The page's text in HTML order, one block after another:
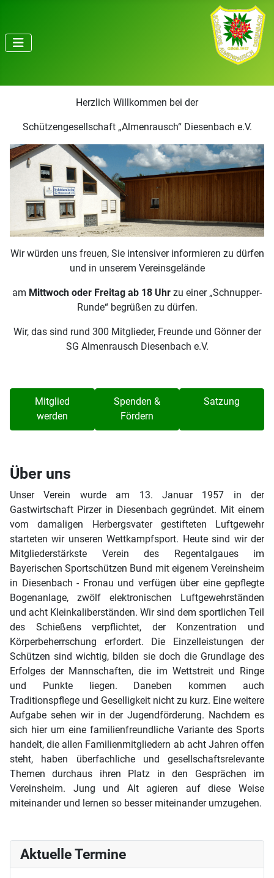
Herzlich Willkommen bei der
Schützengesellschaft „Almenrausch“ Diesenbach e.V.
Wir würden uns freuen, Sie intensiver informieren zu dürfen
und in unserem Vereinsgelände
am Mittwoch oder Freitag ab 18 Uhr zu einer „Schnupper-
Runde“ begrüßen zu dürfen.
Wir, das sind rund 300 Mitglieder, Freunde und Gönner der
SG Almenrausch Diesenbach e.V.
Mitglied
werden
Spenden &
Fördern
Satzung
Über uns
Unser Verein wurde am 13. Januar 1957 in der
Gastwirtschaft Pirzer in Diesenbach gegründet. Mit einem
vom damaligen Herbergsvater gestifteten Luftgewehr
starteten wir unseren Wettkampfsport. Heute sind wir der
Mitgliederstärkste Verein des Regentalgaues im
Bayerischen Sportschützen Bund mit eigenem Vereinsheim
in Diesenbach - Fronau und verfügen über eine gepflegte
Bogenanlage, zwölf elektronischen Luftgewehrständen
und acht Kleinkaliberständen. Wir sind dem sportlichen Teil
des Schießens verpflichtet, der Konzentration und
Körperbeherrschung erfordert. Die Einzelleistungen der
Schützen sind wichtig, bilden sie doch die Grundlage des
Erfolges der Mannschaften, die im Wettstreit und Ringe
und Punkte liegen. Daneben kommen auch
Traditionspflege und Geselligkeit nicht zu kurz. Eine weitere
Aufgabe sehen wir in der Jugendförderung. Nachdem es
sich hier um eine familienfreundliche Variante des Sports
handelt, die allen Familienmitgliedern ab acht Jahren offen
steht, haben überfachliche und gesellschaftsrelevante
Themen durchaus ihren Platz in den Gesprächen im
Vereinsheim. Jung und Alt agieren auf diese Weise
miteinander und lernen so besser miteinander umzugehen.
Aktuelle Termine